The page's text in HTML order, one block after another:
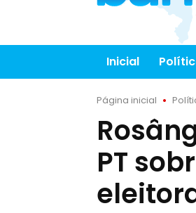
Inicial
Página inicial
PT